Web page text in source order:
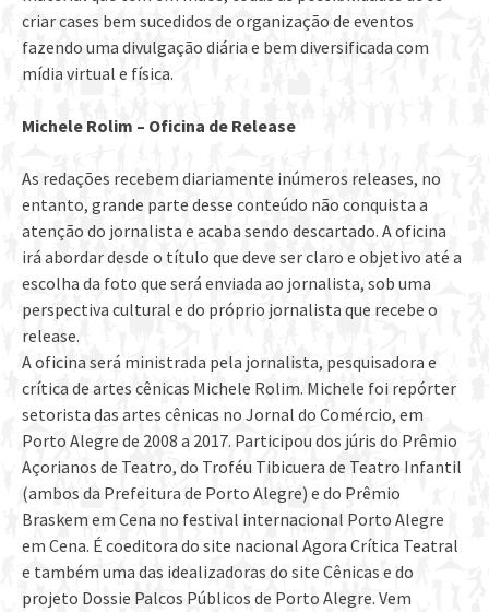
criar cases bem sucedidos de organização de eventos
fazendo uma divulgação diária e bem diversificada com
mídia virtual e física.
Michele Rolim – Oficina de Release
As redações recebem diariamente inúmeros releases, no
entanto, grande parte desse conteúdo não conquista a
atenção do jornalista e acaba sendo descartado. A oficina
irá abordar desde o título que deve ser claro e objetivo até a
escolha da foto que será enviada ao jornalista, sob uma
perspectiva cultural e do próprio jornalista que recebe o
release.
A oficina será ministrada pela jornalista, pesquisadora e
crítica de artes cênicas Michele Rolim. Michele foi repórter
setorista das artes cênicas no Jornal do Comércio, em
Porto Alegre de 2008 a 2017. Participou dos júris do Prêmio
Açorianos de Teatro, do Troféu Tibicuera de Teatro Infantil
(ambos da Prefeitura de Porto Alegre) e do Prêmio
Braskem em Cena no festival internacional Porto Alegre
em Cena. É coeditora do site nacional Agora Crítica Teatral
e também uma das idealizadoras do site Cênicas e do
projeto Dossie Palcos Públicos de Porto Alegre. Vem